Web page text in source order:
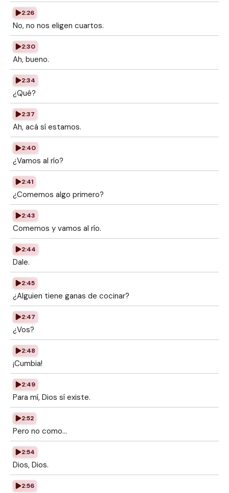
2:26
No, no nos eligen cuartos.
2:30
Ah, bueno.
2:34
¿Qué?
2:37
Ah, acá sí estamos.
2:40
¿Vamos al río?
2:41
¿Comemos algo primero?
2:43
Comemos y vamos al río.
2:44
Dale.
2:45
¿Alguien tiene ganas de cocinar?
2:47
¿Vos?
2:48
¡Cumbia!
2:49
Para mí, Dios sí existe.
2:52
Pero no como...
2:54
Dios, Dios.
2:56